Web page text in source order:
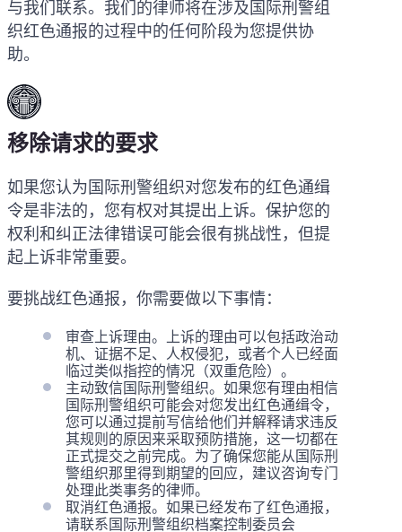
与我们联系。我们的律师将在涉及国际刑警组
织红色通报的过程中的任何阶段为您提供协
助。
移除请求的要求
如果您认为国际刑警组织对您发布的红色通缉
令是非法的，您有权对其提出上诉。保护您的
权利和纠正法律错误可能会很有挑战性，但提
起上诉非常重要。
要挑战红色通报，你需要做以下事情：
审查上诉理由。上诉的理由可以包括政治动
机、证据不足、人权侵犯，或者个人已经面
临过类似指控的情况（双重危险）。
主动致信国际刑警组织。如果您有理由相信
国际刑警组织可能会对您发出红色通缉令，
您可以通过提前写信给他们并解释请求违反
其规则的原因来采取预防措施，这一切都在
正式提交之前完成。为了确保您能从国际刑
警组织那里得到期望的回应，建议咨询专门
处理此类事务的律师。
取消红色通报。如果已经发布了红色通报，
请联系国际刑警组织档案控制委员会